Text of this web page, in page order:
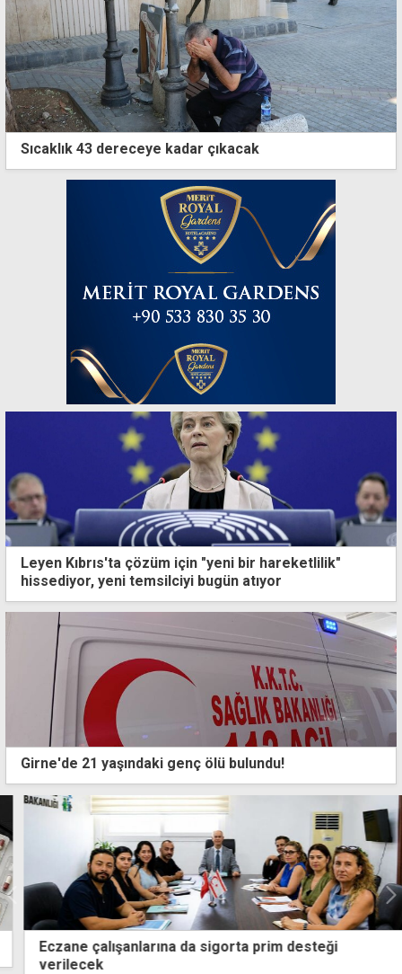
Sıcaklık 43 dereceye kadar çıkacak
Leyen Kıbrıs'ta çözüm için "yeni bir hareketlilik"
hissediyor, yeni temsilciyi bugün atıyor
Girne'de 21 yaşındaki genç ölü bulundu!
Eczane çalışanlarına da sigorta prim desteği
verilecek